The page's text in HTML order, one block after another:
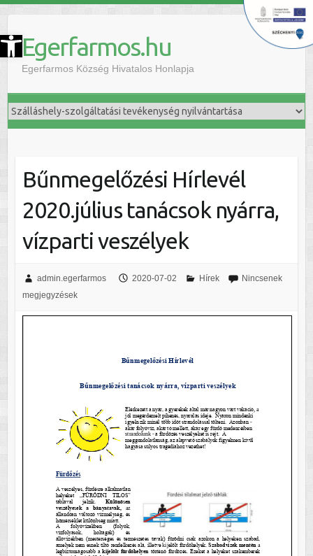
Eszköztár megnyitása Egerfarmos.hu
Egerfarmos Község Hivatalos Honlapja
Bűnmegelőzési Hírlevél
2020.július tanácsok nyárra,
vízparti veszélyek
admin.egerfarmos 2020-07-02 Hírek
Nincsenek
megjegyzések